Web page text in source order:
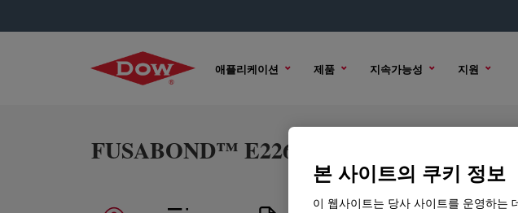
애플리케이션 제품 지속가능성 지원
FUSABOND™ E226 Functional Polymer
본 사이트의 쿠키 정보
이 웹사이트는 당사 사이트를 운영하는